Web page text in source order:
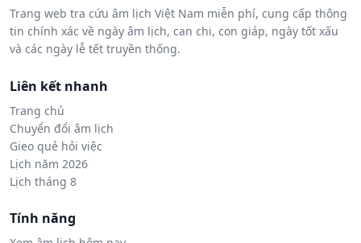
Trang web tra cứu âm lịch Việt Nam miễn phí, cung cấp thông
tin chính xác về ngày âm lịch, can chi, con giáp, ngày tốt xấu
và các ngày lễ tết truyền thống.
Liên kết nhanh
Trang chủ
Chuyển đổi âm lịch
Gieo quẻ hỏi việc
Lịch năm 2026
Lịch tháng 8
Tính năng